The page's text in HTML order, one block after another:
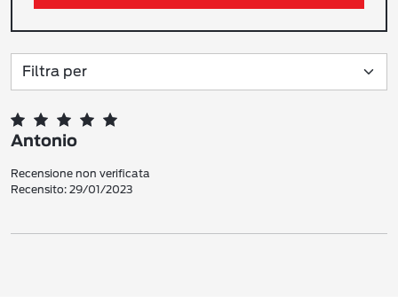
Antonio
Recensione non verificata
Recensito: 29/01/2023